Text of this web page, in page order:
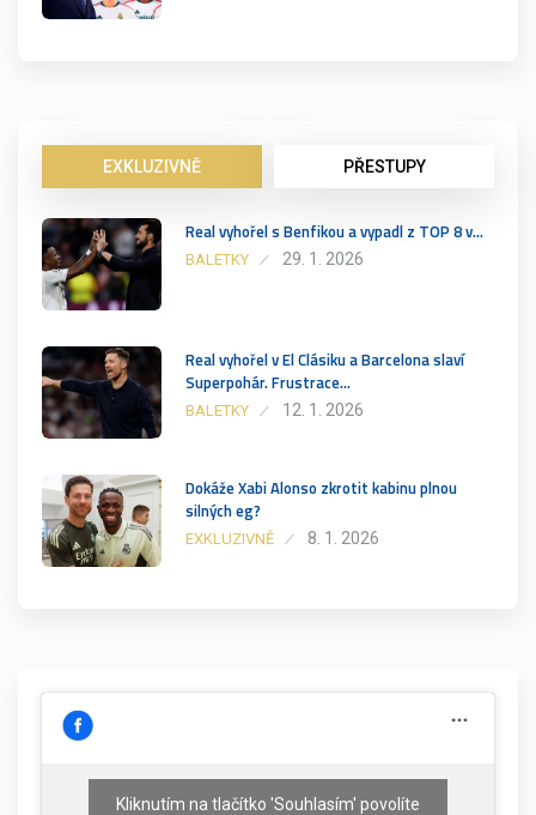
EXKLUZIVNĚ PŘESTUPY
Real vyhořel s Benfikou a vypadl z TOP 8 v…
BALETKY 29. 1. 2026
Real vyhořel v El Clásiku a Barcelona slaví
Superpohár. Frustrace…
BALETKY 12. 1. 2026
Dokáže Xabi Alonso zkrotit kabinu plnou
silných eg?
EXKLUZIVNĚ 8. 1. 2026
Kliknutím na tlačítko 'Souhlasím' povolíte